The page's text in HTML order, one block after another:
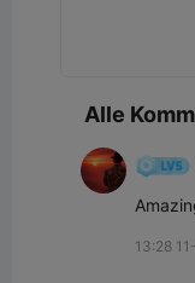
Alle
13:28